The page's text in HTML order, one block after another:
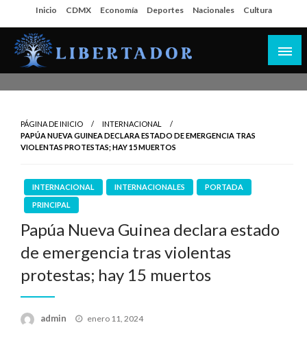
al
contenido
Inicio CDMX Economía Deportes Nacionales Cultura
PÁGINA DE INICIO
INTERNACIONAL
PAPÚA NUEVA GUINEA DECLARA ESTADO DE EMERGENCIA TRAS
VIOLENTAS PROTESTAS; HAY 15 MUERTOS
INTERNACIONAL INTERNACIONALES
PORTADA
PRINCIPAL
Papúa Nueva Guinea declara estado
de emergencia tras violentas
protestas; hay 15 muertos
admin
Publicado
enero 11, 2024